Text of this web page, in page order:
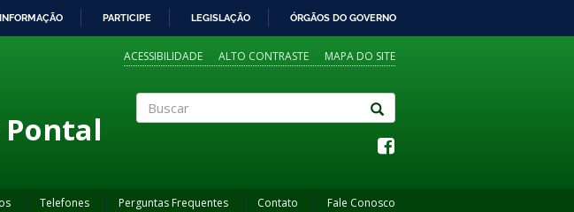
PARTICIPE LEGISLAÇÃO ÓRGÃOS DO GOVERNO
ACESSIBILIDADE ALTO CONTRASTE MAPA DO SITE
Telefones Perguntas Frequentes Contato Fale Conosco